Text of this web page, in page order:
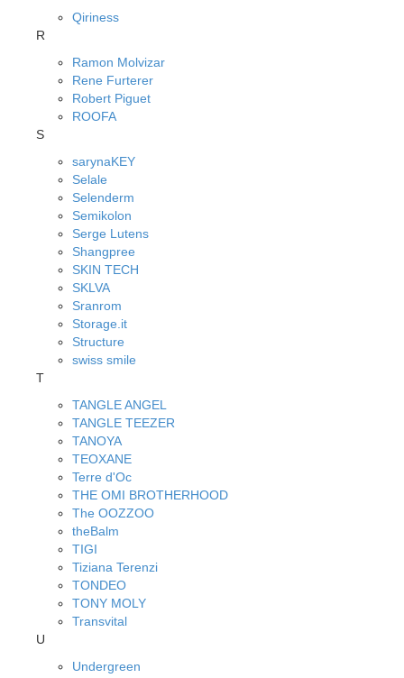
Qiriness
R
Ramon Molvizar
Rene Furterer
Robert Piguet
ROOFA
S
sarynaKEY
Selale
Selenderm
Semikolon
Serge Lutens
Shangpree
SKIN TECH
SKLVA
Sranrom
Storage.it
Structure
swiss smile
T
TANGLE ANGEL
TANGLE TEEZER
TANOYA
TEOXANE
Terre d'Oc
THE OMI BROTHERHOOD
The OOZZOO
theBalm
TIGI
Tiziana Terenzi
TONDEO
TONY MOLY
Transvital
U
Undergreen